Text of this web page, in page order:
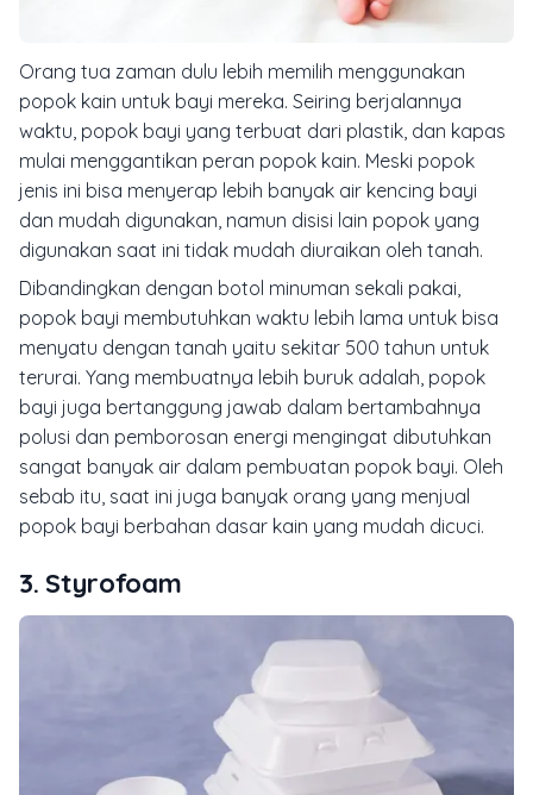
Orang tua zaman dulu lebih memilih menggunakan
popok kain untuk bayi mereka. Seiring berjalannya
waktu, popok bayi yang terbuat dari plastik, dan kapas
mulai menggantikan peran popok kain. Meski popok
jenis ini bisa menyerap lebih banyak air kencing bayi
dan mudah digunakan, namun disisi lain popok yang
digunakan saat ini tidak mudah diuraikan oleh tanah.
Dibandingkan dengan botol minuman sekali pakai,
popok bayi membutuhkan waktu lebih lama untuk bisa
menyatu dengan tanah yaitu sekitar 500 tahun untuk
terurai. Yang membuatnya lebih buruk adalah, popok
bayi juga bertanggung jawab dalam bertambahnya
polusi dan pemborosan energi mengingat dibutuhkan
sangat banyak air dalam pembuatan popok bayi. Oleh
sebab itu, saat ini juga banyak orang yang menjual
popok bayi berbahan dasar kain yang mudah dicuci.
3. Styrofoam